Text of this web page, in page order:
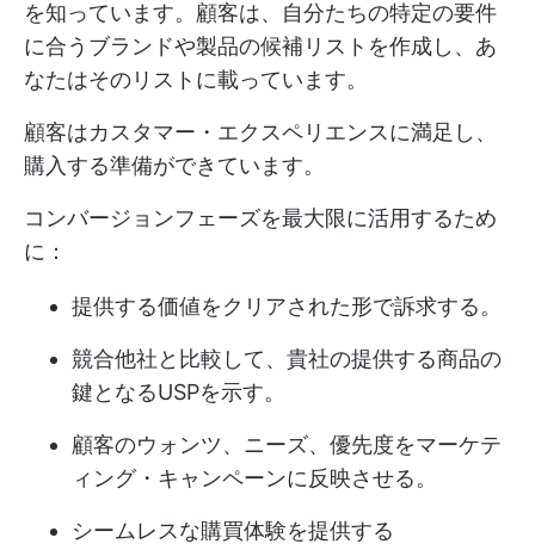
を知っています。顧客は、自分たちの特定の要件
に合うブランドや製品の候補リストを作成し、あ
なたはそのリストに載っています。
顧客はカスタマー・エクスペリエンスに満足し、
購入する準備ができています。
コンバージョンフェーズを最大限に活用するため
に：
提供する価値をクリアされた形で訴求する。
競合他社と比較して、貴社の提供する商品の
鍵となるUSPを示す。
顧客のウォンツ、ニーズ、優先度をマーケテ
ィング・キャンペーンに反映させる。
シームレスな購買体験を提供する